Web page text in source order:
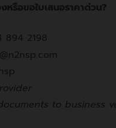
หรือขอใบเสนอราคาด่วน?
894 2198
to business